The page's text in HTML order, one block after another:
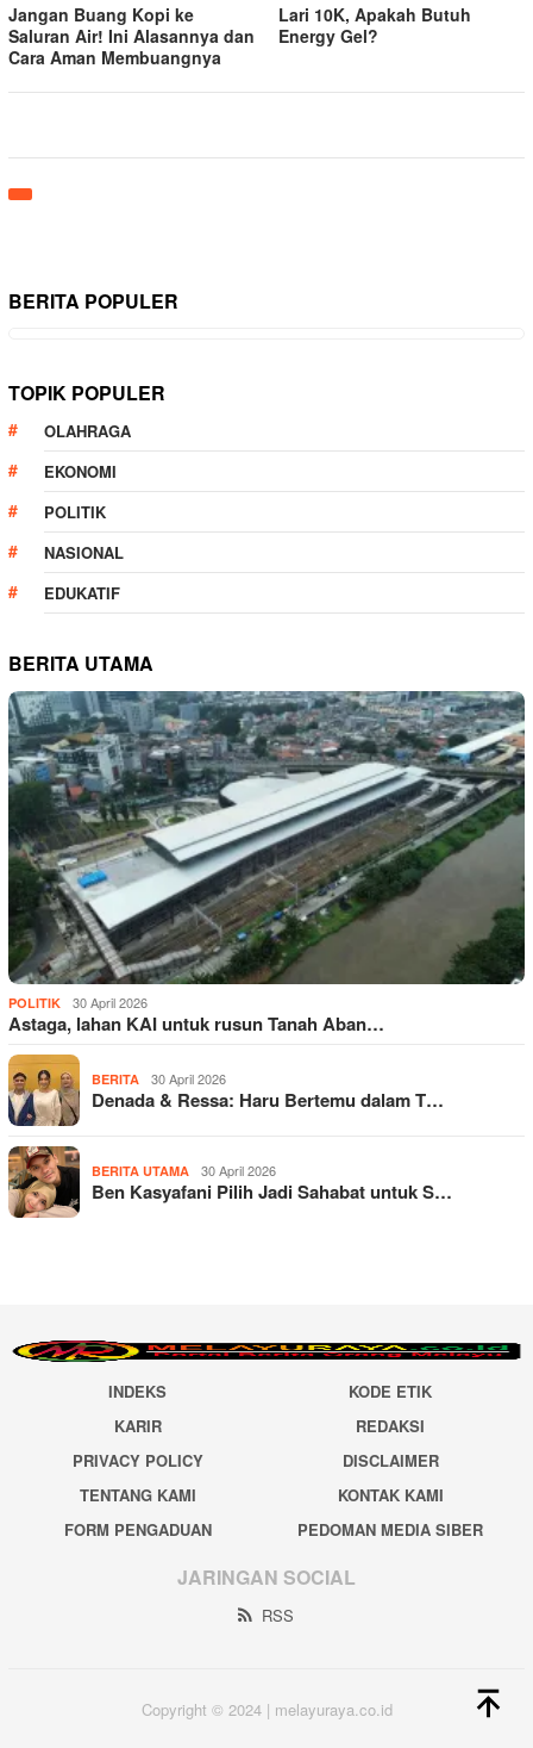
Jangan Buang Kopi ke
Saluran Air! Ini Alasannya dan
Cara Aman Membuangnya
Lari 10K, Apakah Butuh
Energy Gel?
BERITA POPULER
TOPIK POPULER
OLAHRAGA
EKONOMI
POLITIK
NASIONAL
EDUKATIF
BERITA UTAMA
POLITIK 30 April 2026
Astaga, lahan KAI untuk rusun Tanah Aban…
BERITA 30 April 2026
Denada & Ressa: Haru Bertemu dalam T…
BERITA UTAMA 30 April 2026
Ben Kasyafani Pilih Jadi Sahabat untuk S…
INDEKS
KODE ETIK
KARIR
REDAKSI
PRIVACY POLICY
DISCLAIMER
TENTANG KAMI
KONTAK KAMI
FORM PENGADUAN
PEDOMAN MEDIA SIBER
JARINGAN SOCIAL
RSS
Copyright © 2024 | melayuraya.co.id